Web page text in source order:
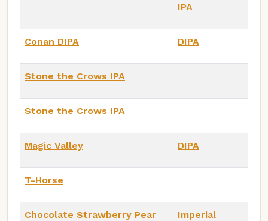
IPA
Conan DIPA DIPA
Stone the Crows IPA
Stone the Crows IPA
Magic Valley DIPA
T-Horse
Chocolate Strawberry Pear
Imperial